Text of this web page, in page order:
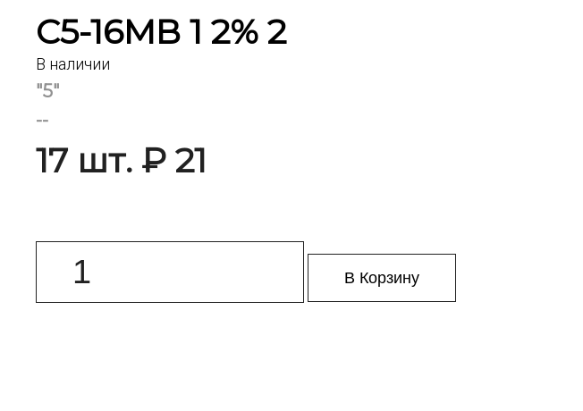
С5-16МВ 1 2% 2
В наличии
"5"
--
17 шт. ₽ 21
В Корзину